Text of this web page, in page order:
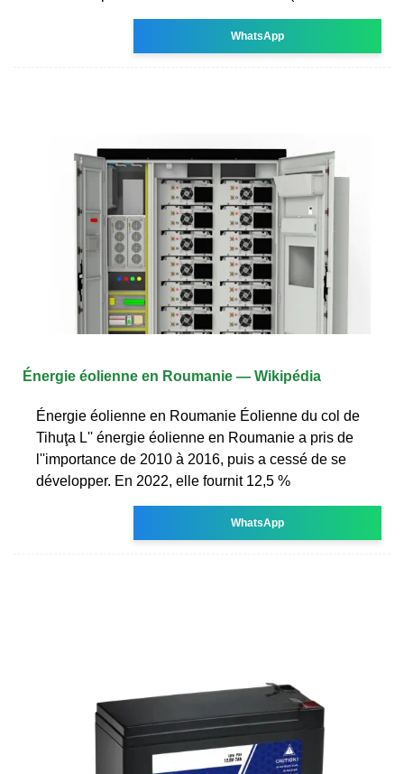
WhatsApp
Énergie éolienne en Roumanie — Wikipédia
Énergie éolienne en Roumanie Éolienne du col de
Tihuţa L'' énergie éolienne en Roumanie a pris de
l''importance de 2010 à 2016, puis a cessé de se
développer. En 2022, elle fournit 12,5 %
WhatsApp